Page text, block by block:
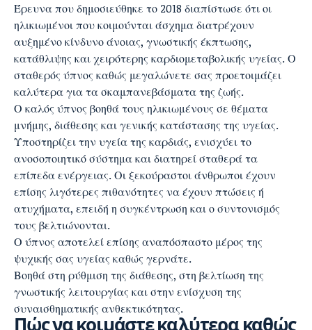
Έρευνα που δημοσιεύθηκε το 2018 διαπίστωσε ότι οι
ηλικιωμένοι που κοιμούνται άσχημα διατρέχουν
αυξημένο κίνδυνο άνοιας, γνωστικής έκπτωσης,
κατάθλιψης και χειρότερης καρδιομεταβολικής υγείας. Ο
σταθερός ύπνος καθώς μεγαλώνετε σας προετοιμάζει
καλύτερα για τα σκαμπανεβάσματα της ζωής.
Ο καλός ύπνος βοηθά τους ηλικιωμένους σε θέματα
μνήμης, διάθεσης και γενικής κατάστασης της υγείας.
Υποστηρίζει την υγεία της καρδιάς, ενισχύει το
ανοσοποιητικό σύστημα και διατηρεί σταθερά τα
επίπεδα ενέργειας. Οι ξεκούραστοι άνθρωποι έχουν
επίσης λιγότερες πιθανότητες να έχουν πτώσεις ή
ατυχήματα, επειδή η συγκέντρωση και ο συντονισμός
τους βελτιώνονται.
Ο ύπνος αποτελεί επίσης αναπόσπαστο μέρος της
ψυχικής σας υγείας καθώς γερνάτε.
Βοηθά στη ρύθμιση της διάθεσης, στη βελτίωση της
γνωστικής λειτουργίας και στην ενίσχυση της
συναισθηματικής ανθεκτικότητας.